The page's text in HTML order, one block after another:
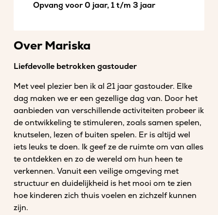
Opvang voor 0 jaar, 1 t/m 3 jaar
Over Mariska
Liefdevolle betrokken gastouder
Met veel plezier ben ik al 21 jaar gastouder. Elke
dag maken we er een gezellige dag van. Door het
aanbieden van verschillende activiteiten probeer ik
de ontwikkeling te stimuleren, zoals samen spelen,
knutselen, lezen of buiten spelen. Er is altijd wel
iets leuks te doen. Ik geef ze de ruimte om van alles
te ontdekken en zo de wereld om hun heen te
verkennen. Vanuit een veilige omgeving met
structuur en duidelijkheid is het mooi om te zien
hoe kinderen zich thuis voelen en zichzelf kunnen
zijn.